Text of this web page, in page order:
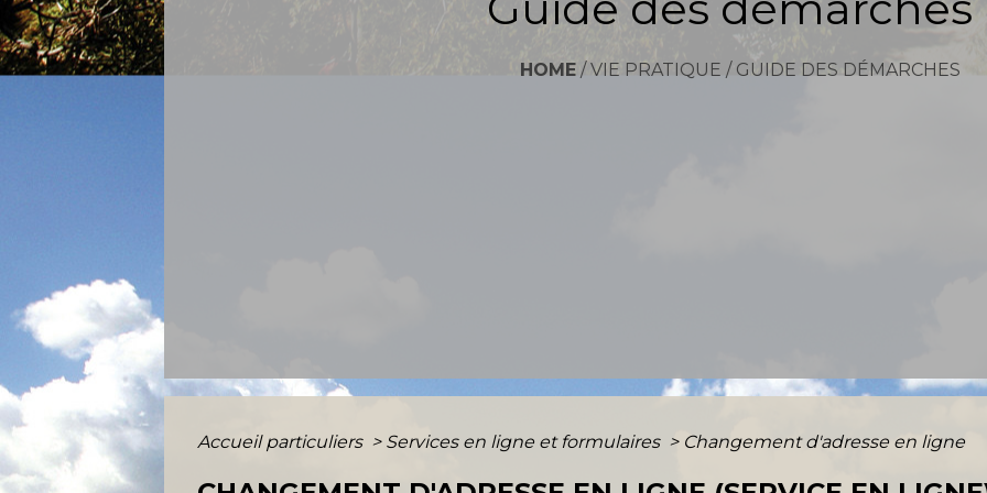
HOME / VIE PRATIQUE / GUIDE DES DÉMARCHES
Accueil particuliers > Services en ligne et formulaires > Changement d'adresse en ligne